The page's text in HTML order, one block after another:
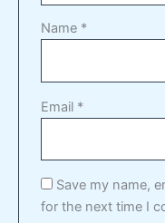
Name *
Email *
Save my name,
for the next time I